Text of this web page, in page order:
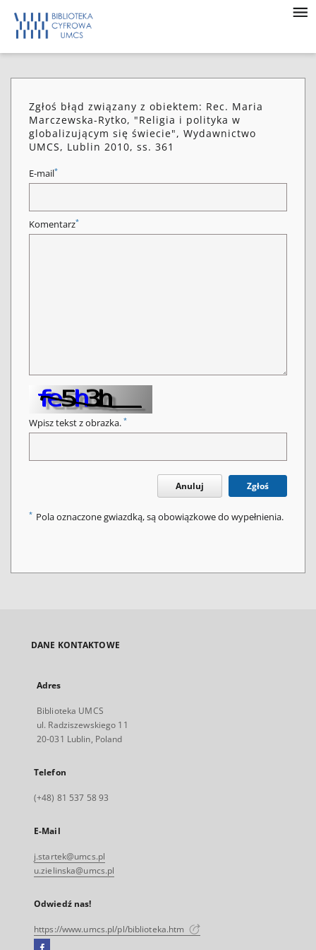
Zgłoś błąd związany z obiektem: Rec. Maria
Marczewska-Rytko, "Religia i polityka w
globalizującym się świecie", Wydawnictwo
UMCS, Lublin 2010, ss. 361
E-mail*
Komentarz*
Wpisz tekst z obrazka. *
Anuluj Zgłoś
* Pola oznaczone gwiazdką, są obowiązkowe do wypełnienia.
DANE KONTAKTOWE
Adres
Biblioteka UMCS
ul. Radziszewskiego 11
20-031 Lublin, Poland
Telefon
(+48) 81 537 58 93
E-Mail
j.startek@umcs.pl
u.zielinska@umcs.pl
Odwiedź nas!
https://www.umcs.pl/pl/biblioteka.htm
Facebook